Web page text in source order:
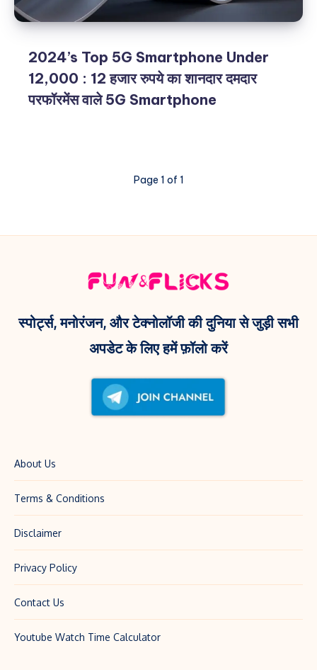
2024’s Top 5G Smartphone Under
12,000 : 12 हजार रुपये का शानदार दमदार
परफॉरमेंस वाले 5G Smartphone
Page 1 of 1
स्पोर्ट्स, मनोरंजन, और टेक्नोलॉजी की दुनिया से जुड़ी सभी
अपडेट के लिए हमें फ़ॉलो करें
About Us
Terms & Conditions
Disclaimer
Privacy Policy
Contact Us
Youtube Watch Time Calculator